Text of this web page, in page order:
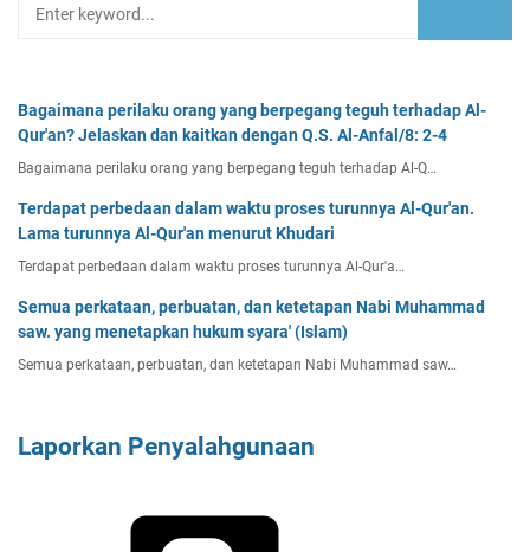
Bagaimana perilaku orang yang berpegang teguh terhadap Al-
Qur'an? Jelaskan dan kaitkan dengan Q.S. Al-Anfal/8: 2-4
Bagaimana perilaku orang yang berpegang teguh terhadap Al-Q…
Terdapat perbedaan dalam waktu proses turunnya Al-Qur'an.
Lama turunnya Al-Qur'an menurut Khudari
Terdapat perbedaan dalam waktu proses turunnya Al-Qur'a…
Semua perkataan, perbuatan, dan ketetapan Nabi Muhammad
saw. yang menetapkan hukum syara' (Islam)
Semua perkataan, perbuatan, dan ketetapan Nabi Muhammad saw…
Laporkan Penyalahgunaan